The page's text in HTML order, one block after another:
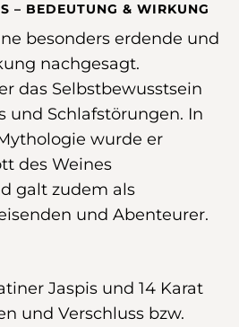
– BEDEUTUNG & WIRKUNG
besonders erdende und
nachgesagt.
das Selbstbewusstsein
und Schlafstörungen. In
wurde er
des Weines
galt zudem als
und Abenteurer.
Jaspis und 14 Karat
und Verschluss bzw.